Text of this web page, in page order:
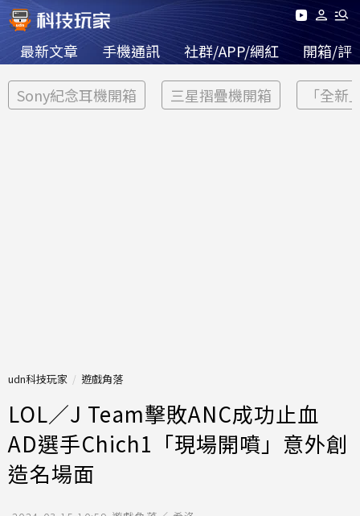
最新文章 手機通訊 社群/APP/網紅 開箱/評
Sony紀念耳機開箱 三星摺疊機開箱 「全新
udn科技玩家 遊戲角落
LOL／J Team擊敗ANC成功止血
AD選手Chich1「現場開噴」意外創
造名場面